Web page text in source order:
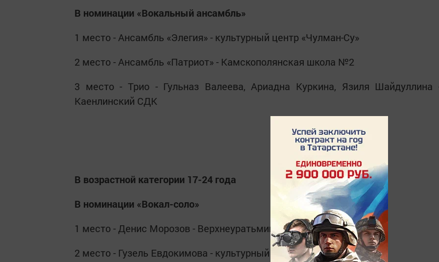
В номинации «Вокальный ансамбль»
1 место - Ансамбль «Элегия» - культурный центр «Чулман-Су»
2 место - Ансамбль «Патриот» - Камскополянская школа №2
3 место - Трио - Гульназ Валеева, Ариадна Куркина, Язиля Шайдуллина
Каенлинский СДК
В возрастной категории 17-24 года
В номинации «Вокал-соло»
1 место - Денис Морозов - Верхнеуратьминский СДК
2 место - Гузель Евдокимова - культурный центр «Чулман-Су»